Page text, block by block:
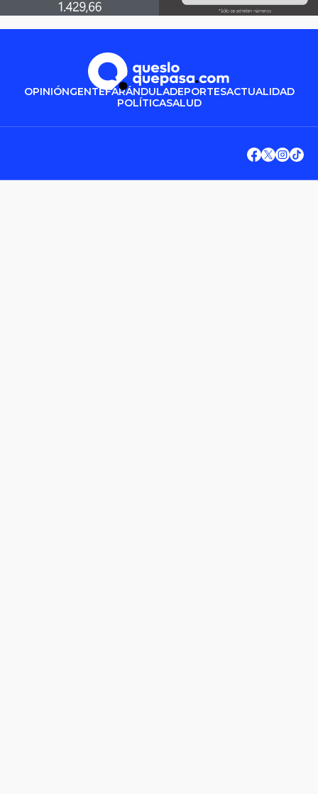
OPINIÓNGENTEFARÁNDULADEPORTESACTUALIDAD
POLÍTICASALUD